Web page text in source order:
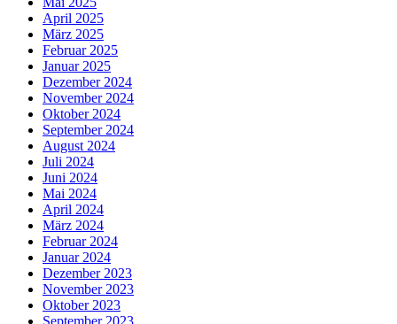
April 2025
März 2025
Februar 2025
Januar 2025
Dezember 2024
November 2024
Oktober 2024
September 2024
August 2024
Juli 2024
Juni 2024
Mai 2024
April 2024
März 2024
Februar 2024
Januar 2024
Dezember 2023
November 2023
Oktober 2023
September 2023